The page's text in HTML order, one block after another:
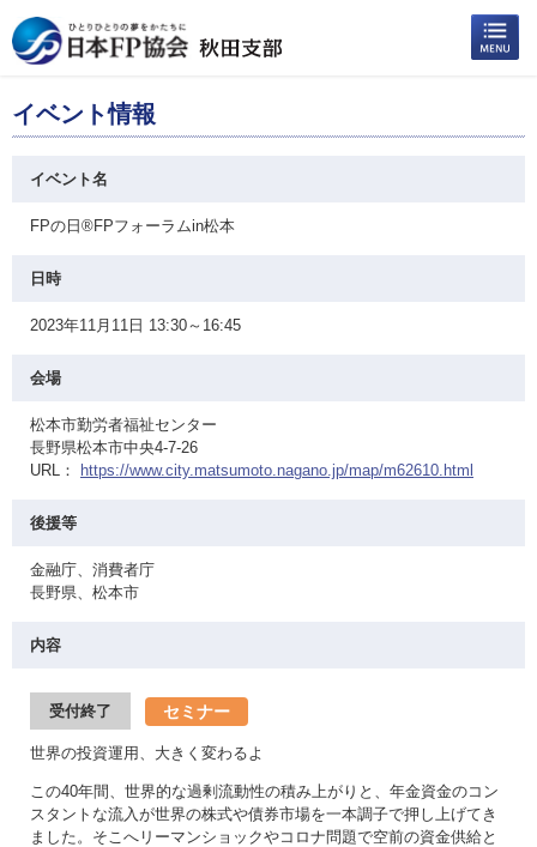
イベント情報
イベント名
FPの日®FPフォーラムin松本
日時
2023年11月11日 13:30～16:45
会場
松本市勤労者福祉センター
長野県松本市中央4-7-26
URL：
https://www.city.matsumoto.nagano.jp/map/m62610.html
後援等
金融庁、消費者庁
長野県、松本市
内容
受付終了 セミナー
世界の投資運用、大きく変わるよ
この40年間、世界的な過剰流動性の積み上がりと、年金資金のコン
スタントな流入が世界の株式や債券市場を一本調子で押し上げてき
ました。そこへリーマンショックやコロナ問題で空前の資金供給と